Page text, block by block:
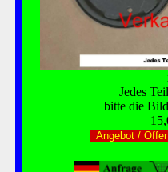
Jedes
bitte die
Angebot / Offer